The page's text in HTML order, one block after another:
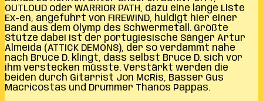
OUTLOUD oder WARRIOR PATH, dazu eine lange Liste
Ex-en, angeführt von FIREWIND, huldigt hier einer
Band aus dem Olymp des Schwermetall. Größte
Stütze dabei ist der portugiesische Sänger Artur
Almeida (ATTICK DEMONS), der so verdammt nahe
nach Bruce D. klingt, dass selbst Bruce D. sich vor
ihm verstecken müsste. Verstärkt werden die
beiden durch Gitarrist Jon McRis, Basser Gus
Macricostas und Drummer Thanos Pappas.